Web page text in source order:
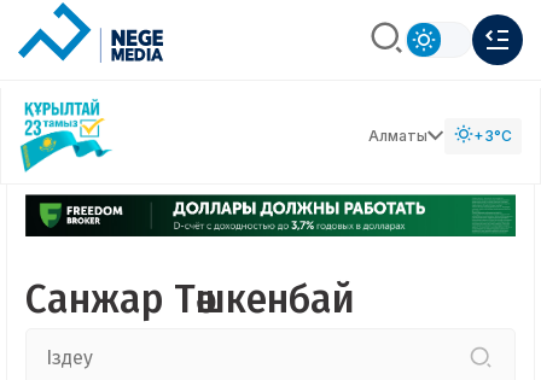
Алматы +3°C
Санжар Тәшкенбай